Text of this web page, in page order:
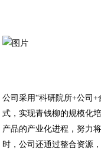
公司采用“科研院所+公司
式，实现青钱柳的规模化
产品的产业化进程，努力
时，公司还通过整合资源